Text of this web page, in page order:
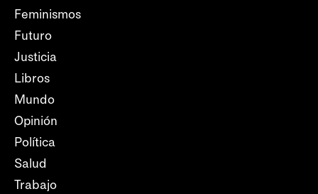
Feminismos
Futuro
Justicia
Libros
Mundo
Opinión
Política
Salud
Trabajo